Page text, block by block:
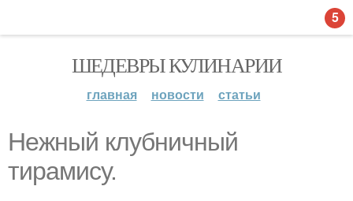
ШЕДЕВРЫ КУЛИНАРИИ
главная новости статьи
Нежный клубничный
тирамису.
5